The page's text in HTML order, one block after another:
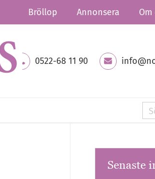
Bröllop Annonsera Om
0522-68 11 90
Senaste